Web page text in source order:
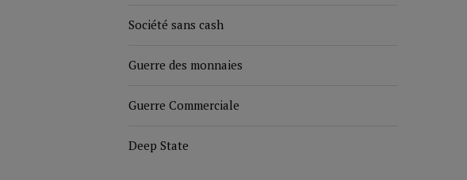
Société sans cash
Guerre des monnaies
Guerre Commerciale
Deep State